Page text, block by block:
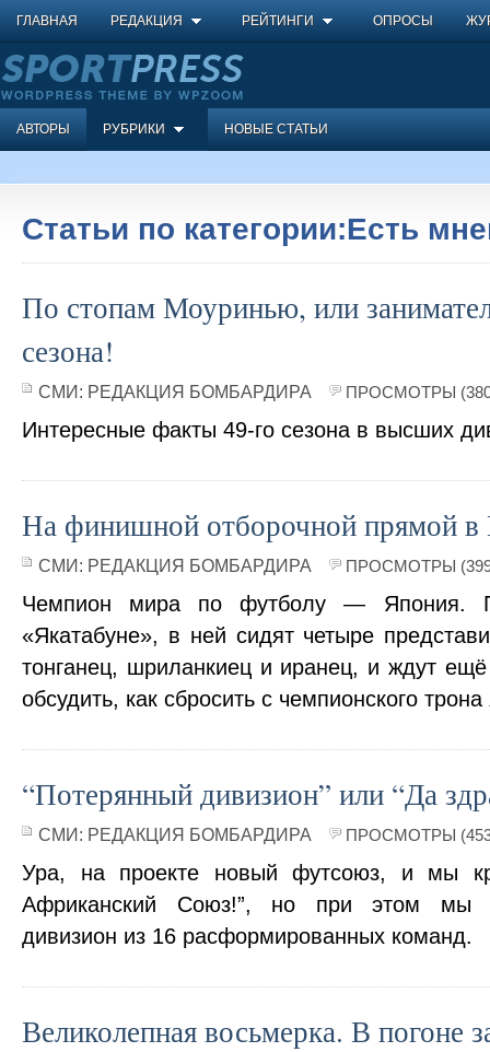
ГЛАВНАЯ РЕДАКЦИЯ РЕЙТИНГИ ОПРОСЫ
АВТОРЫ РУБРИКИ НОВЫЕ СТАТЬИ
Статьи по категории:Есть
По стопам Моуринью, или
сезона!
СМИ: РЕДАКЦИЯ БОМБАРДИРА ПРОСМОТРЫ
Интересные факты 49-го сезона в высших
На финишной отборочной прямой в
СМИ: РЕДАКЦИЯ БОМБАРДИРА ПРОСМОТРЫ
Чемпион мира по футболу — Япония.
«Якатабуне», в ней сидят четыре
тонганец, шриланкиец и иранец, и ждут
обсудить, как сбросить с чемпионского
“Потерянный дивизион” или “Да
СМИ: РЕДАКЦИЯ БОМБАРДИРА ПРОСМОТРЫ
Ура, на проекте новый футсоюз, и мы
Африканский Союз!”, но при этом мы
дивизион из 16 расформированных команд.
Великолепная восьмерка. В погоне